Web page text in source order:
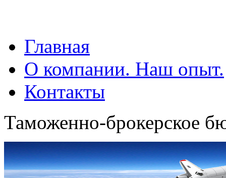
Главная
О компании. Наш опыт.
Контакты
Таможенно-брокерское